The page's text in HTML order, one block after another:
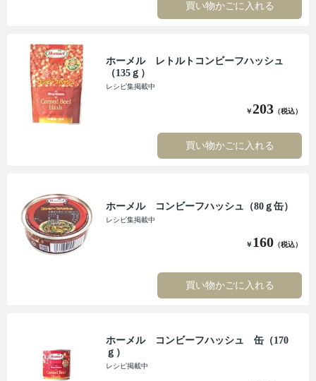
買い物かごに入れる
ホーメル レトルトコンビーフハッシュ
（135ｇ）
レシピ集掲載中
￥203 （税込）
買い物かごに入れる
ホーメル コンビーフハッシュ（80ｇ缶）
レシピ集掲載中
￥ 160 （税込）
買い物かごに入れる
ホーメル コンビーフハッシュ 缶（170
ｇ）
レシピ掲載中